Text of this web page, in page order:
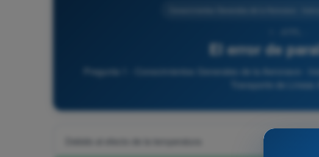
El error de
Pregunta 1 - Conocimientos Generales de la Aeronave -
Transporte de Líneas
Debido al efecto de la temperatura